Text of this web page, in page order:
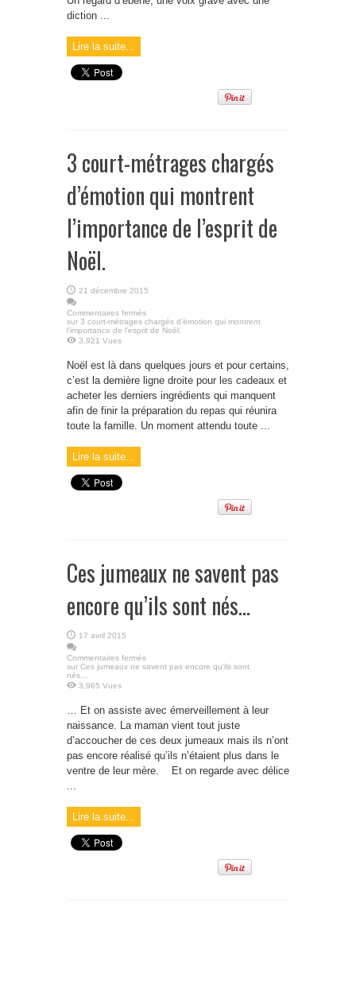
diction ...
Lire la suite...
3 court-métrages chargés
d’émotion qui montrent
l’importance de l’esprit de
Noël.
21 décembre 2015
Commentaires fermés
sur 3 court-métrages chargés d’émotion qui montrent
l’importance de l’esprit de Noël.
3,921 Vues
Noël est là dans quelques jours et pour certains,
c’est la dernière ligne droite pour les cadeaux et
acheter les derniers ingrédients qui manquent
afin de finir la préparation du repas qui réunira
toute la famille. Un moment attendu toute ...
Lire la suite...
Ces jumeaux ne savent pas
encore qu’ils sont nés…
17 avril 2015
Commentaires fermés
sur Ces jumeaux ne savent pas encore qu’ils sont
nés…
3,965 Vues
… Et on assiste avec émerveillement à leur
naissance. La maman vient tout juste
d’accoucher de ces deux jumeaux mais ils n’ont
pas encore réalisé qu’ils n’étaient plus dans le
ventre de leur mère. Et on regarde avec délice
...
Lire la suite...